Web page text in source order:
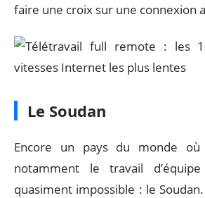
faire une croix sur une connexion
Le Soudan
Encore un pays du monde
notamment le travail
quasiment impossible : le